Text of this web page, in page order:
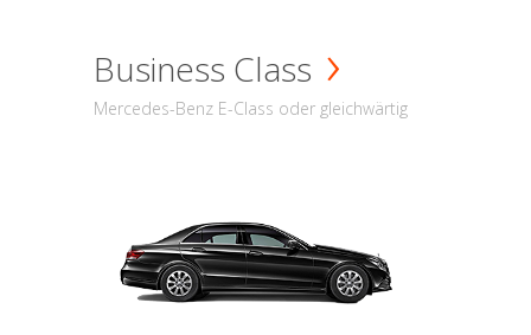
Business Class
Mercedes-Benz E-Class oder gleichwärtig